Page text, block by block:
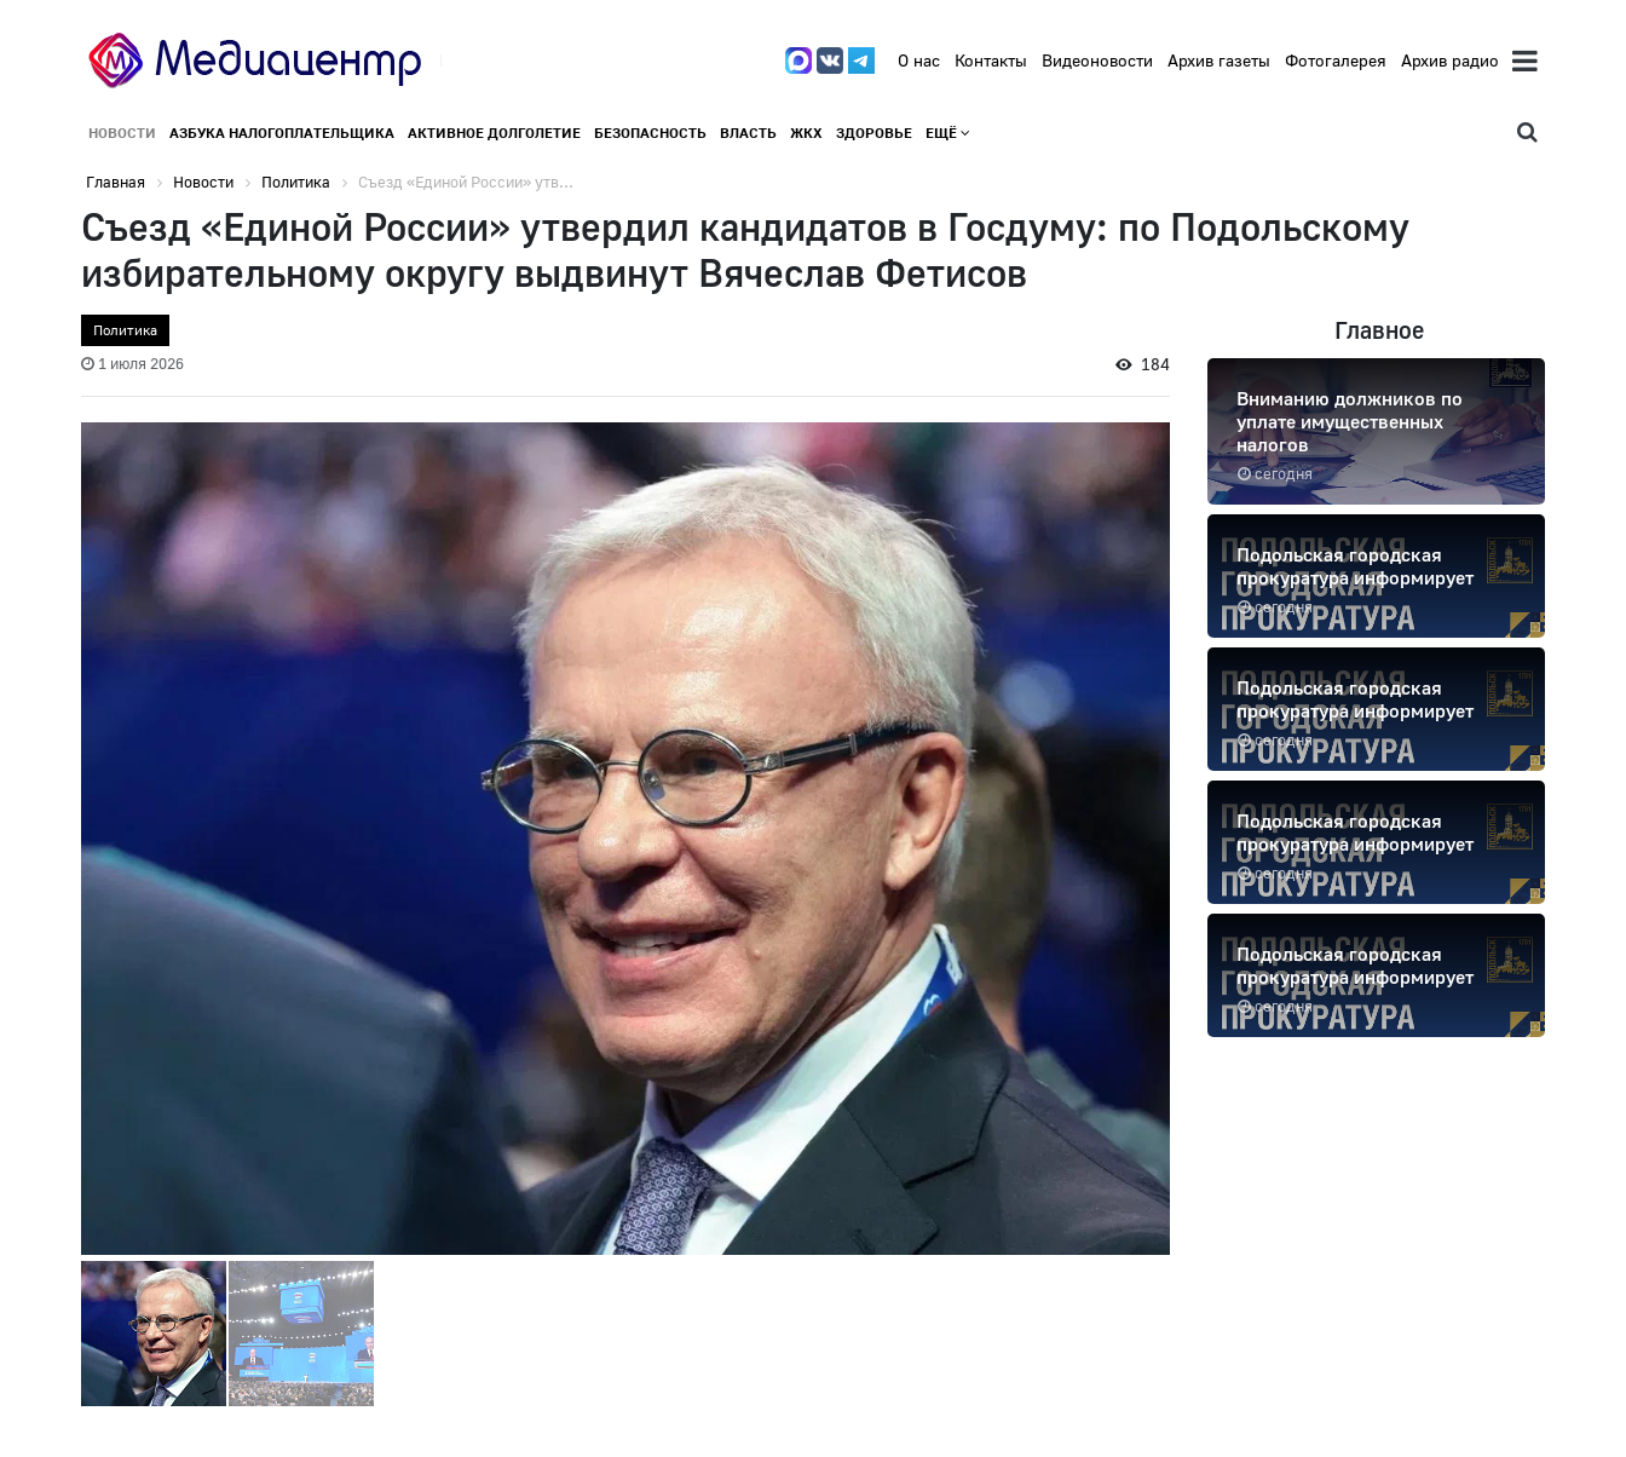
О нас Контакты Видеоновости Архив газеты Фотогалерея Архив радио
НОВОСТИ АЗБУКА НАЛОГОПЛАТЕЛЬЩИКА АКТИВНОЕ ДОЛГОЛЕТИЕ БЕЗОПАСНОСТЬ ВЛАСТЬ ЖКХ ЗДОРОВЬЕ ЕЩЁ
Главная Новости Политика Съезд «Единой России» утв...
Съезд «Единой России» утвердил кандидатов в Госдуму: по Подольскому
избирательному округу выдвинут Вячеслав Фетисов
Политика
1 июля 2026 184
Главное
сегодня
Вниманию должников по
уплате имущественных
налогов
сегодня
Подольская городская
прокуратура информирует
сегодня
Подольская городская
прокуратура информирует
сегодня
Подольская городская
прокуратура информирует
сегодня
Подольская городская
прокуратура информирует